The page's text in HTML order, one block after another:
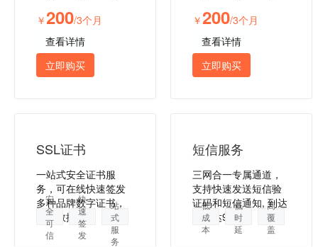
￥200/3个月
查看详情
立即购买
￥200/3个月
查看详情
立即购买
SSL证书
一站式安全证书服
务，可在线快速签发
多种品牌数字证书，
保障数据安全
安
全
可
信
快
速
签
发
一
站
式
服
务
短信服务
三网合一专属通道，
支持快速发送短信验
证码和短信通知, 到达
率高达99%。
低
成
本
低
时
延
高
覆
盖